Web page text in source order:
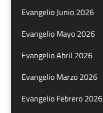
Evangelio Junio 2026
Evangelio Mayo 2026
Evangelio Abril 2026
Evangelio Marzo 2026
Evangelio Febrero 2026